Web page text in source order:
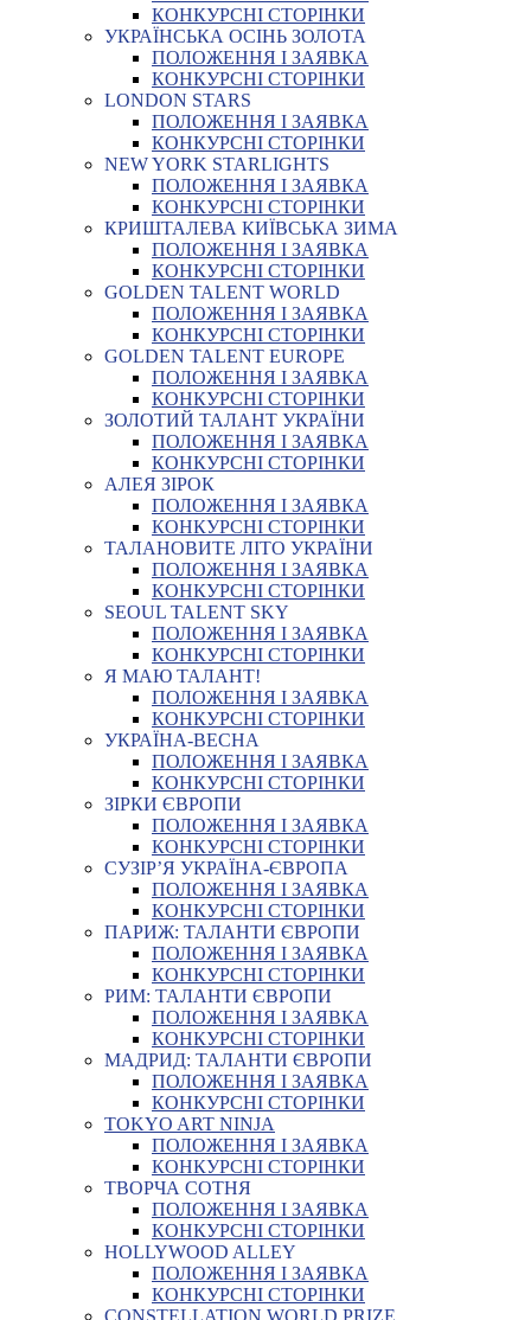
КОНКУРСНІ СТОРІНКИ
УКРАЇНСЬКА ОСІНЬ ЗОЛОТА
ПОЛОЖЕННЯ І ЗАЯВКА
КОНКУРСНІ СТОРІНКИ
LONDON STARS
ПОЛОЖЕННЯ І ЗАЯВКА
КОНКУРСНІ СТОРІНКИ
NEW YORK STARLIGHTS
ПОЛОЖЕННЯ І ЗАЯВКА
КОНКУРСНІ СТОРІНКИ
КРИШТАЛЕВА КИЇВСЬКА ЗИМА
ПОЛОЖЕННЯ І ЗАЯВКА
КОНКУРСНІ СТОРІНКИ
GOLDEN TALENT WORLD
ПОЛОЖЕННЯ І ЗАЯВКА
КОНКУРСНІ СТОРІНКИ
GOLDEN TALENT EUROPE
ПОЛОЖЕННЯ І ЗАЯВКА
КОНКУРСНІ СТОРІНКИ
ЗОЛОТИЙ ТАЛАНТ УКРАЇНИ
ПОЛОЖЕННЯ І ЗАЯВКА
КОНКУРСНІ СТОРІНКИ
АЛЕЯ ЗІРОК
ПОЛОЖЕННЯ І ЗАЯВКА
КОНКУРСНІ СТОРІНКИ
ТАЛАНОВИТЕ ЛІТО УКРАЇНИ
ПОЛОЖЕННЯ І ЗАЯВКА
КОНКУРСНІ СТОРІНКИ
SEOUL TALENT SKY
ПОЛОЖЕННЯ І ЗАЯВКА
КОНКУРСНІ СТОРІНКИ
Я МАЮ ТАЛАНТ!
ПОЛОЖЕННЯ І ЗАЯВКА
КОНКУРСНІ СТОРІНКИ
УКРАЇНА-ВЕСНА
ПОЛОЖЕННЯ І ЗАЯВКА
КОНКУРСНІ СТОРІНКИ
ЗІРКИ ЄВРОПИ
ПОЛОЖЕННЯ І ЗАЯВКА
КОНКУРСНІ СТОРІНКИ
СУЗІР’Я УКРАЇНА-ЄВРОПА
ПОЛОЖЕННЯ І ЗАЯВКА
КОНКУРСНІ СТОРІНКИ
ПАРИЖ: ТАЛАНТИ ЄВРОПИ
ПОЛОЖЕННЯ І ЗАЯВКА
КОНКУРСНІ СТОРІНКИ
РИМ: ТАЛАНТИ ЄВРОПИ
ПОЛОЖЕННЯ І ЗАЯВКА
КОНКУРСНІ СТОРІНКИ
МАДРИД: ТАЛАНТИ ЄВРОПИ
ПОЛОЖЕННЯ І ЗАЯВКА
КОНКУРСНІ СТОРІНКИ
TOKYO ART NINJA
ПОЛОЖЕННЯ І ЗАЯВКА
КОНКУРСНІ СТОРІНКИ
ТВОРЧА СОТНЯ
ПОЛОЖЕННЯ І ЗАЯВКА
КОНКУРСНІ СТОРІНКИ
HOLLYWOOD ALLEY
ПОЛОЖЕННЯ І ЗАЯВКА
КОНКУРСНІ СТОРІНКИ
CONSTELLATION WORLD PRIZE